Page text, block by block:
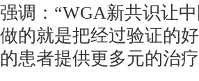
强调：“WGA新共识让
做的就是把经过验证的
的患者提供更多元的治